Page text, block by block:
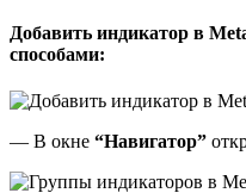
Добавить индикатор в
способами:
— В окне “Навигатор”